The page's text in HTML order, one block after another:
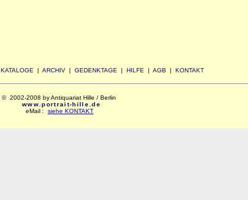
KATALOGE | ARCHIV| GEDENKTAGE | HILFE | AGB | KONTAKT
© 2002-2008 by Antiquariat Hille / Berlin
www.portrait-hille.de
eMail : siehe KONTAKT